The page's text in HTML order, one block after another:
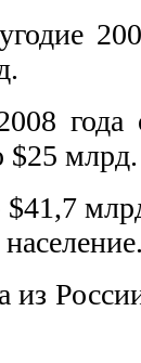
$25 млрд.
$41,7
из